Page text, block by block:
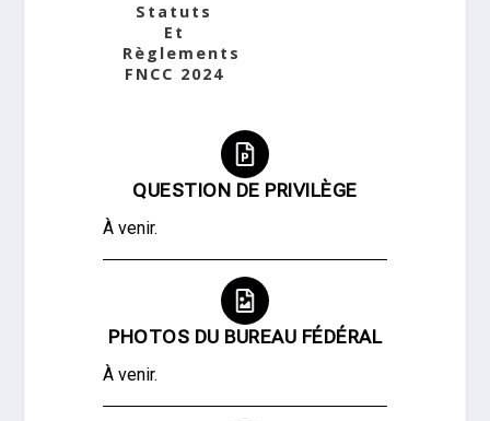
Statuts
Et
Règlements
FNCC 2024
QUESTION DE PRIVILÈGE
À venir.
PHOTOS DU BUREAU FÉDÉRAL
À venir.